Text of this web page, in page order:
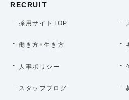
RECRUIT
採用サイトTOP
働き方×生き方
人事ポリシー
スタッフブログ